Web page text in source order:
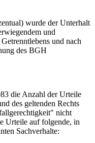
wurde der Unterhalt
und
und nach
des BGH
die Anzahl der Urteile
des geltenden Rechts
nicht
Urteile auf folgende, in
Sachverhalte: